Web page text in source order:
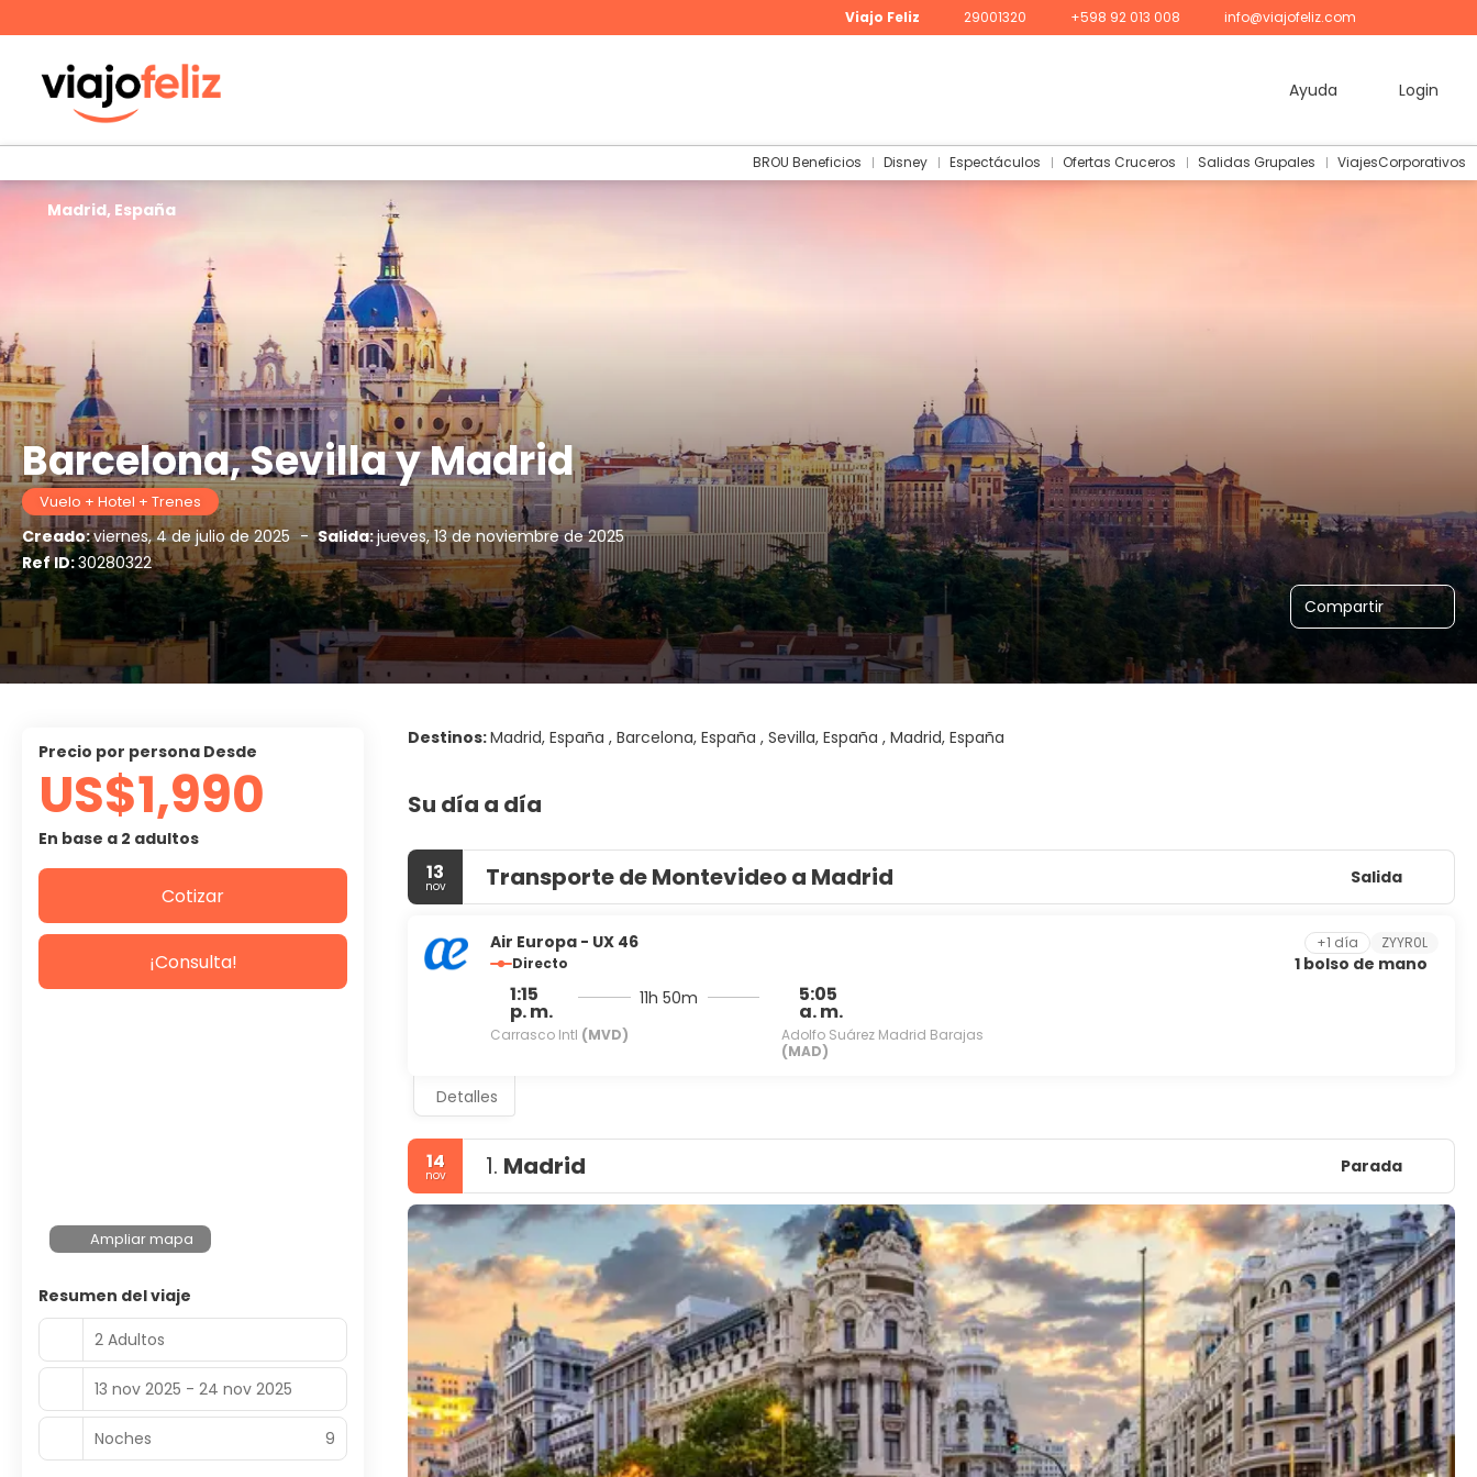
Viajo Feliz 29001320 +598 92 013 008 info@viajofeliz.com
Ayuda Login
BROU Beneficios Disney Espectáculos Ofertas Cruceros Salidas Grupales ViajesCorporativos
Barcelona, Sevilla y Madrid
Vuelo + Hotel + Trenes
Creado:viernes, 4 de julio de 2025 - Salida:jueves, 13 de noviembre de 2025
Ref ID:30280322
Compartir
Madrid, España
Destinos:Madrid, España , Barcelona, España , Sevilla, España , Madrid, España
Su día a día
13
nov Transporte de Montevideo a Madrid Salida
Air Europa - UX 46
Directo
1:15
p. m.
Carrasco Intl (MVD)
11h 50m 5:05
a. m.
Adolfo Suárez Madrid Barajas
(MAD)
+1 día ZYYR0L
1 bolso de mano
Detalles
14
nov 1. Madrid Parada
precio por persona Desde
US$1,990
En base a 2 adultos
Cotizar
¡Consulta!
Ampliar mapa
Resumen del viaje
2 Adultos
13 nov 2025 - 24 nov 2025
Noches 9